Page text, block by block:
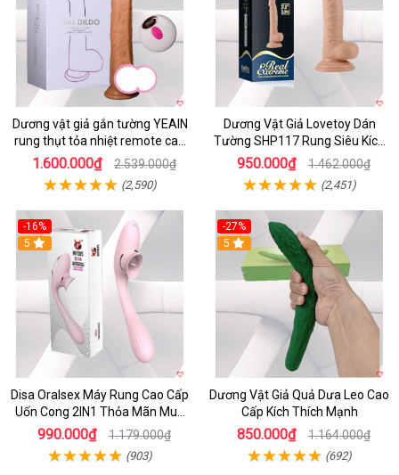
Dương vật giả gắn tường YEAIN
rung thụt tỏa nhiệt remote cao
cấp
1.600.000₫ 2.539.000₫
(2,590)
Dương Vật Giả Lovetoy Dán
Tường SHP117 Rung Siêu Kích
Thích
950.000₫ 1.462.000₫
(2,451)
-16%
5
Disa Oralsex Máy Rung Cao Cấp
Uốn Cong 2IN1 Thỏa Mãn Mua
Ngay
990.000₫ 1.179.000₫
(903)
-27%
5
Dương Vật Giả Quả Dưa Leo Cao
Cấp Kích Thích Mạnh
850.000₫ 1.164.000₫
(692)